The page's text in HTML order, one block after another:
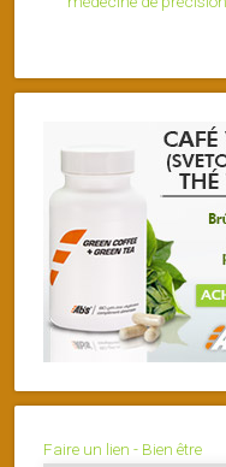
Faire un lien - Bien être